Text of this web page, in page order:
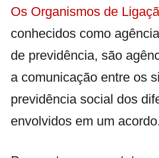
Os Organismos de
conhecidos como
de previdência, são
a comunicação entre os
previdência social dos
envolvidos em um